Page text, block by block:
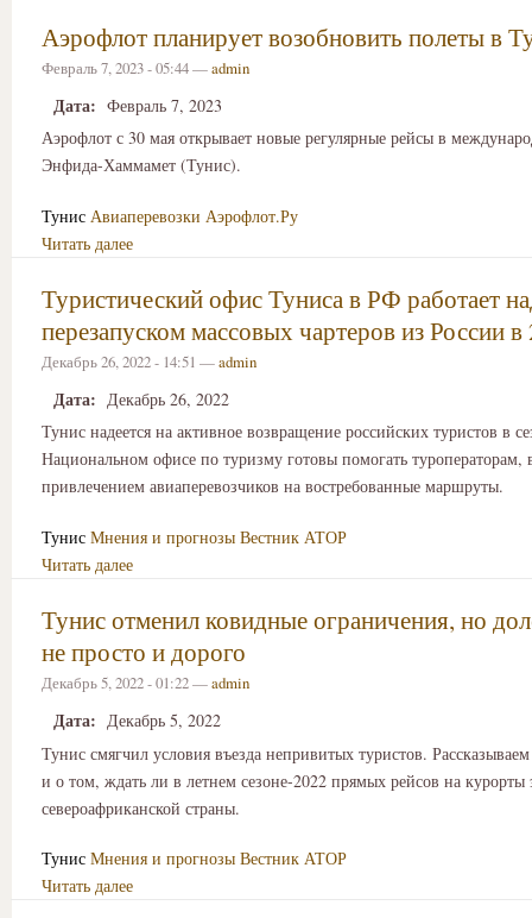
Аэрофлот планирует возобновить полеты в
Февраль 7, 2023 - 05:44 —admin
Дата: Февраль 7, 2023
Аэрофлот с 30 мая открывает новые регулярные рейсы в
Энфида-Хаммамет (Тунис).
Тунис Авиаперевозки Аэрофлот.Ру
Читать далее
Туристический офис Туниса в РФ работает
перезапуском массовых чартеров из России
Декабрь 26, 2022 - 14:51 —admin
Дата: Декабрь 26, 2022
Тунис надеется на активное возвращение российских туристов в
Национальном офисе по туризму готовы помогать туроператорам,
привлечением авиаперевозчиков на востребованные маршруты.
Тунис Мнения и прогнозы Вестник АТОР
Читать далее
Тунис отменил ковидные ограничения, но
не просто и дорого
Декабрь 5, 2022 - 01:22 —admin
Дата: Декабрь 5, 2022
Тунис смягчил условия въезда непривитых туристов.
и о том, ждать ли в летнем сезоне-2022 прямых рейсов на курорты
североафриканской страны.
Тунис Мнения и прогнозы Вестник АТОР
Читать далее